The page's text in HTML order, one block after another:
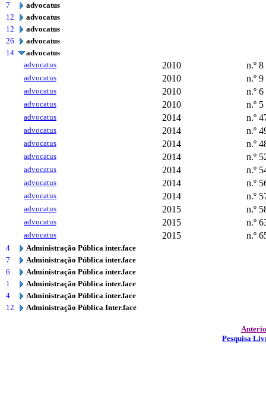
7
advocatus
12
advocatus
12
advocatus
26
advocatus
14
advocatus
advocatus
2010 n.º 8
advocatus 2010 n.º 9
advocatus 2010 n.º 6
advocatus 2010 n.º 5
advocatus 2014 n.º
advocatus 2014 n.º
advocatus 2014 n.º
advocatus 2014 n.º
advocatus 2014 n.º
advocatus 2014 n.º
advocatus 2014 n.º
advocatus 2015 n.º
advocatus 2015 n.º
advocatus 2015 n.º
4
Administração Pública inter.face
7
Administração Pública inter.face
6
Administração Pública inter.face
1
Administração Pública inter.face
4
Administração Pública inter.face
12
Administração Pública Inter.face
Pesquisa